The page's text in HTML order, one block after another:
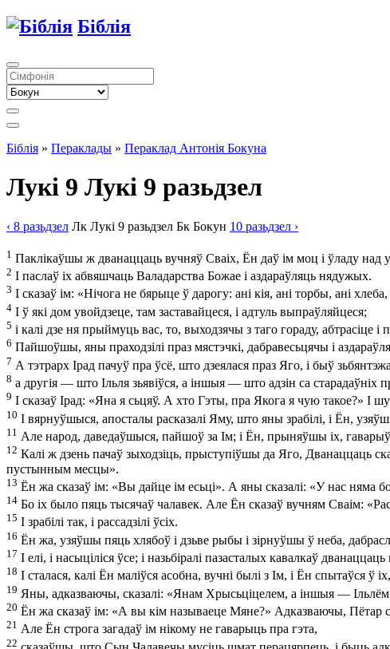
Біблія
Біблія » Пераклады » Пераклад Антонія Бокуна
Лукі 9 Лукі 9 разьдзел
‹ 8 разьдзел Лк Лукі 9 разьдзел Бк Бокун 10 разьдзел ›
1 Паклікаўшы ж дванаццаць вучняў Сваіх, Ён даў ім моц і ўладу над
2 І паслаў іх абвяшчаць Валадарства Божае і аздараўляць нядужых.
3 І сказаў ім: «Нічога не бярыце ў дарогу: ані кія, ані торбы, ані
4 І ў які дом увойдзеце, там заставайцеся, і адтуль выпраўляйцеся;
5 і калі дзе ня прыймуць вас, то, выходзячы з таго гораду, абтрасіце
6 Пайшоўшы, яны праходзілі праз мястэчкі, дабравесьцячы і
7 А тэтрарх Ірад пачуў пра ўсё, што дзеялася праз Яго, і быў
8 а другія — што Ільля зьявіўся, а іншыя — што адзін са старадаўніх
9 І сказаў Ірад: «Яна я сьцяў. А хто Гэты, пра Якога я чую такое?» І
10 І вярнуўшыся, апосталы расказалі Яму, што яны зрабілі, і Ён,
11 Але народ, даведаўшыся, пайшоў за Ім; і Ён, прыняўшы іх, гаварыў
12 Калі ж дзень пачаў зыходзіць, прыступіўшы да Яго, Дванаццаць
пустынным месцы».
13 Ён жа сказаў ім: «Вы дайце ім есьці». А яны сказалі: «У нас
14 Бо іх было пяць тысячаў чалавек. Але Ён сказаў вучням Сваім:
15 І зрабілі так, і рассадзілі ўсіх.
16 Ён жа, узяўшы пяць хлябоў і дзьве рыбы і зірнуўшы ў неба,
17 І елі, і насыціліся ўсе; і назьбіралі пазасталых кавалкаў
18 І сталася, калі Ён маліўся асобна, вучні былі з Ім, і Ён спытаўся
19 Яны, адказваючы, сказалі: «Янам Хрысьціцелем, а іншыя —
20 Ён жа сказаў ім: «А вы кім называеце Мяне?» Адказваючы,
21 Але Ён строга загадаў ім нікому не гаварыць пра гэта,
22